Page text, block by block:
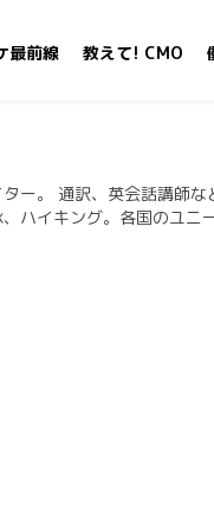
最前線 教えて! CMO
ー。 通訳、英会話講師な
ハイキング。各国のユニ